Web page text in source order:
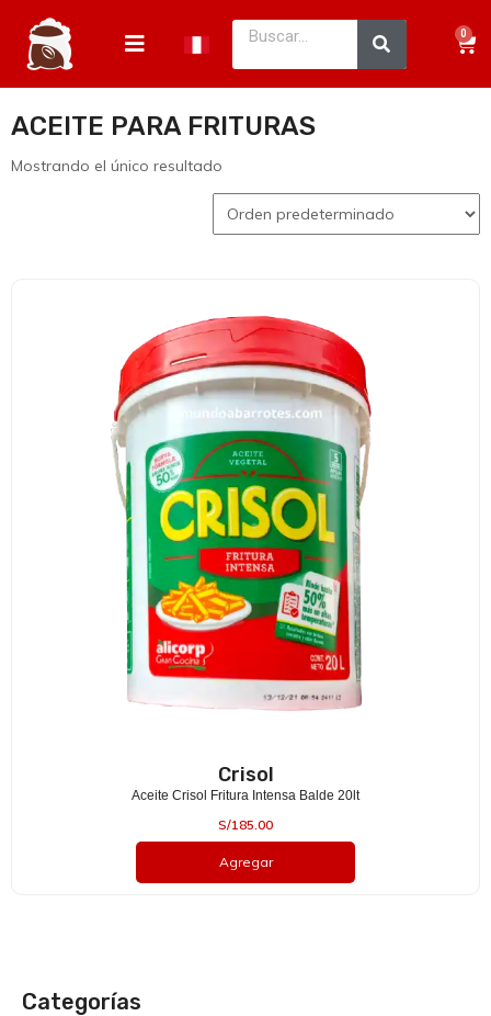
0
ACEITE PARA FRITURAS
Mostrando el único resultado
Crisol
Aceite Crisol Fritura Intensa Balde 20lt
S/185.00
Agregar
Categorías